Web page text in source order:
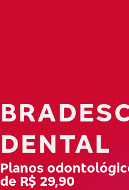
DENTAL
Planos
de R$ 29,90